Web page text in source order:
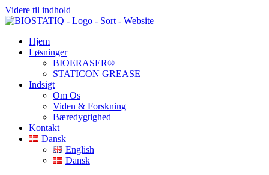
Videre til indhold
Hjem
Løsninger
BIOERASER®
STATICON GREASE
Indsigt
Om Os
Viden & Forskning
Bæredygtighed
Kontakt
Dansk
English
Dansk